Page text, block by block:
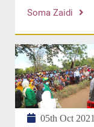
Soma Zaidi
05th Oct 2021